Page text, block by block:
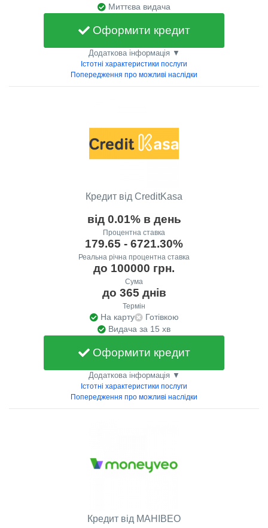
Миттєва видача
Оформити кредит
Додаткова інформація ▼
Істотні характеристики послуги
Попередження про можливі наслідки
Кредит від CreditKasa
від 0.01% в день
Процентна ставка
179.65 - 6721.30%
Реальна річна процентна ставка
до 100000 грн.
Сума
до 365 днів
Термін
На карту
Готівкою
Видача за 15 хв
Оформити кредит
Додаткова інформація ▼
Істотні характеристики послуги
Попередження про можливі наслідки
Кредит від МАНІВЕО